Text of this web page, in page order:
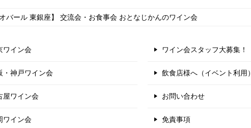
バール 東銀座】 交流会・お食事会 おとなじかんのワイン会
ワイン会
・神戸ワイン会
屋ワイン会
ワイン会
ワイン会スタッフ大募集！
飲食店様へ（イベント利用）
お問い合わせ
免責事項